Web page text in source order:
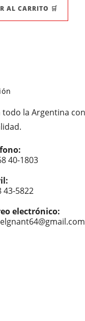
AL CARRITO 🛒
todo la Argentina
40-1803
43-5822
electrónico: